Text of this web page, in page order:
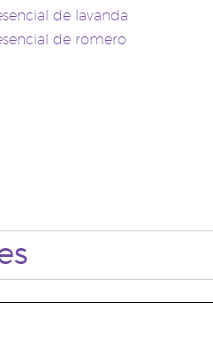
de lavanda
de romero